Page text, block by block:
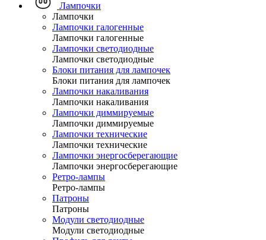
Лампочки
Лампочки
Лампочки галогенные
Лампочки галогенные
Лампочки светодиодные
Лампочки светодиодные
Блоки питания для лампочек
Блоки питания для лампочек
Лампочки накаливания
Лампочки накаливания
Лампочки диммируемые
Лампочки диммируемые
Лампочки технические
Лампочки технические
Лампочки энергосберегающие
Лампочки энергосберегающие
Ретро-лампы
Ретро-лампы
Патроны
Патроны
Модули светодиодные
Модули светодиодные